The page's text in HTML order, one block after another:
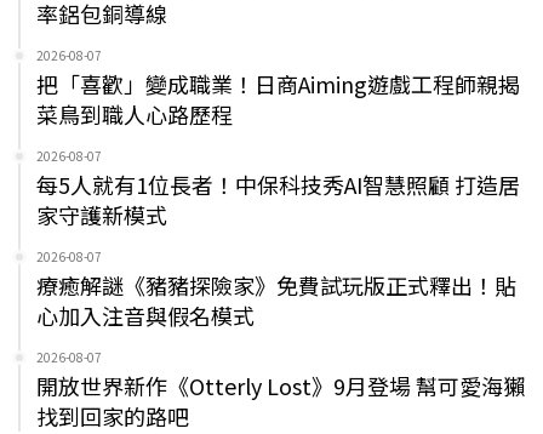
率鋁包銅導線
2026-08-07
把「喜歡」變成職業！日商Aiming遊戲工程師親揭
菜鳥到職人心路歷程
2026-08-07
每5人就有1位長者！中保科技秀AI智慧照顧 打造居
家守護新模式
2026-08-07
療癒解謎《豬豬探險家》免費試玩版正式釋出！貼
心加入注音與假名模式
2026-08-07
開放世界新作《Otterly Lost》9月登場 幫可愛海獺
找到回家的路吧